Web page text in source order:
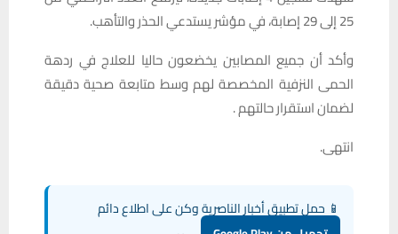
25 إلى 29 إصابة، في مؤشر يستدعي الحذر والتأهب.
وأكد أن جميع المصابين يخضعون حاليا للعلاج في ردهة
الحمى النزفية المخصصة لهم وسط متابعة صحية دقيقة
لضمان استقرار حالتهم .
انتهى.
📱 حمل تطبيق أخبار الناصرية وكن على اطلاع دائم